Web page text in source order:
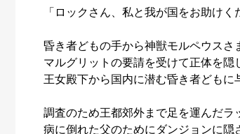
「ロックさん、私と我が国をお助け
昏き者どもの手から神獣モルペウスさ
マルグリットの要請を受けて正体を隠
王女殿下から国内に潜む昏き者どもに
調査のため王都郊外まで足を運んだ
病に倒れた父のためにダンジョンに隠